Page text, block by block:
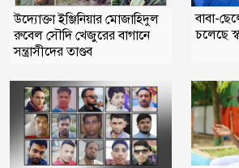
উদ্যোক্তা ইঞ্জিনিয়ার মোজাহিদুল
রুবেল সৌদি খেজুরের বাগানে
সন্ত্রাসীদের তাণ্ডব
বাবা-
চলেছে